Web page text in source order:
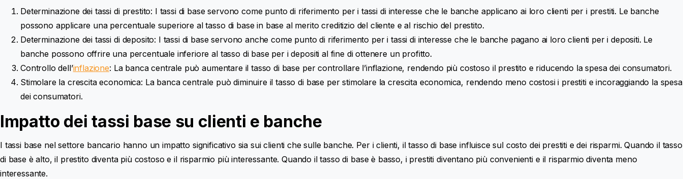
Determinazione dei tassi di prestito: I tassi di base servono come punto di riferimento per i tassi di interesse che le banche applicano ai loro clienti per i prestiti. Le banche
possono applicare una percentuale superiore al tasso di base in base al merito creditizio del cliente e al rischio del prestito.
Determinazione dei tassi di deposito: I tassi di base servono anche come punto di riferimento per i tassi di interesse che le banche pagano ai loro clienti per i depositi. Le
banche possono offrire una percentuale inferiore al tasso di base per i depositi al fine di ottenere un profitto.
Controllo dell’inflazione: La banca centrale può aumentare il tasso di base per controllare l’inflazione, rendendo più costoso il prestito e riducendo la spesa dei consumatori.
Stimolare la crescita economica: La banca centrale può diminuire il tasso di base per stimolare la crescita economica, rendendo meno costosi i prestiti e incoraggiando la spesa
dei consumatori.
Impatto dei tassi base su clienti e banche
I tassi base nel settore bancario hanno un impatto significativo sia sui clienti che sulle banche. Per i clienti, il tasso di base influisce sul costo dei prestiti e dei risparmi. Quando il tasso
di base è alto, il prestito diventa più costoso e il risparmio più interessante. Quando il tasso di base è basso, i prestiti diventano più convenienti e il risparmio diventa meno
interessante.
Search
for: